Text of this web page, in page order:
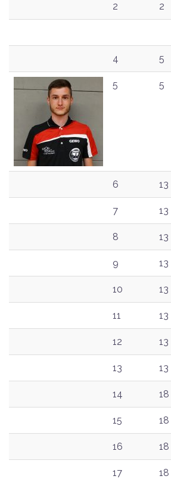
2 2
4 5
5 5
6 13
7 13
8 13
9 13
10 13
11 13
12 13
13 13
14 18
15 18
16 18
17 18